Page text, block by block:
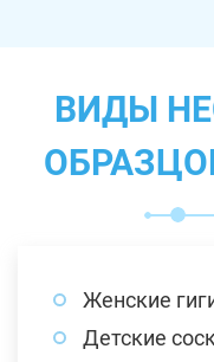
ВИДЫ
Женские
Детские